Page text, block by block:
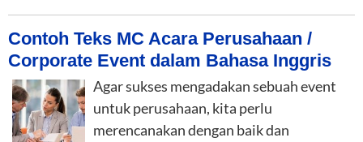
Contoh Teks MC Acara Perusahaan /
Corporate Event dalam Bahasa Inggris
Agar sukses mengadakan sebuah event
untuk perusahaan, kita perlu
merencanakan dengan baik dan